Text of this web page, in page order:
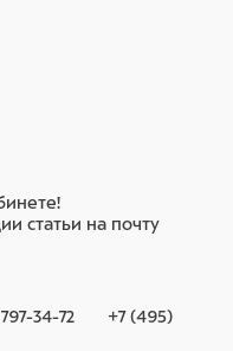
статьи на почту
34-72
+7 (495)